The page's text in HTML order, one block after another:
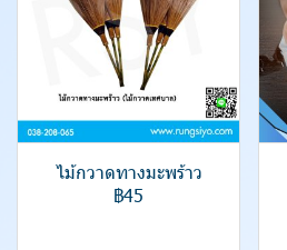
ไม้กวาดทางมะพร้าว
฿45